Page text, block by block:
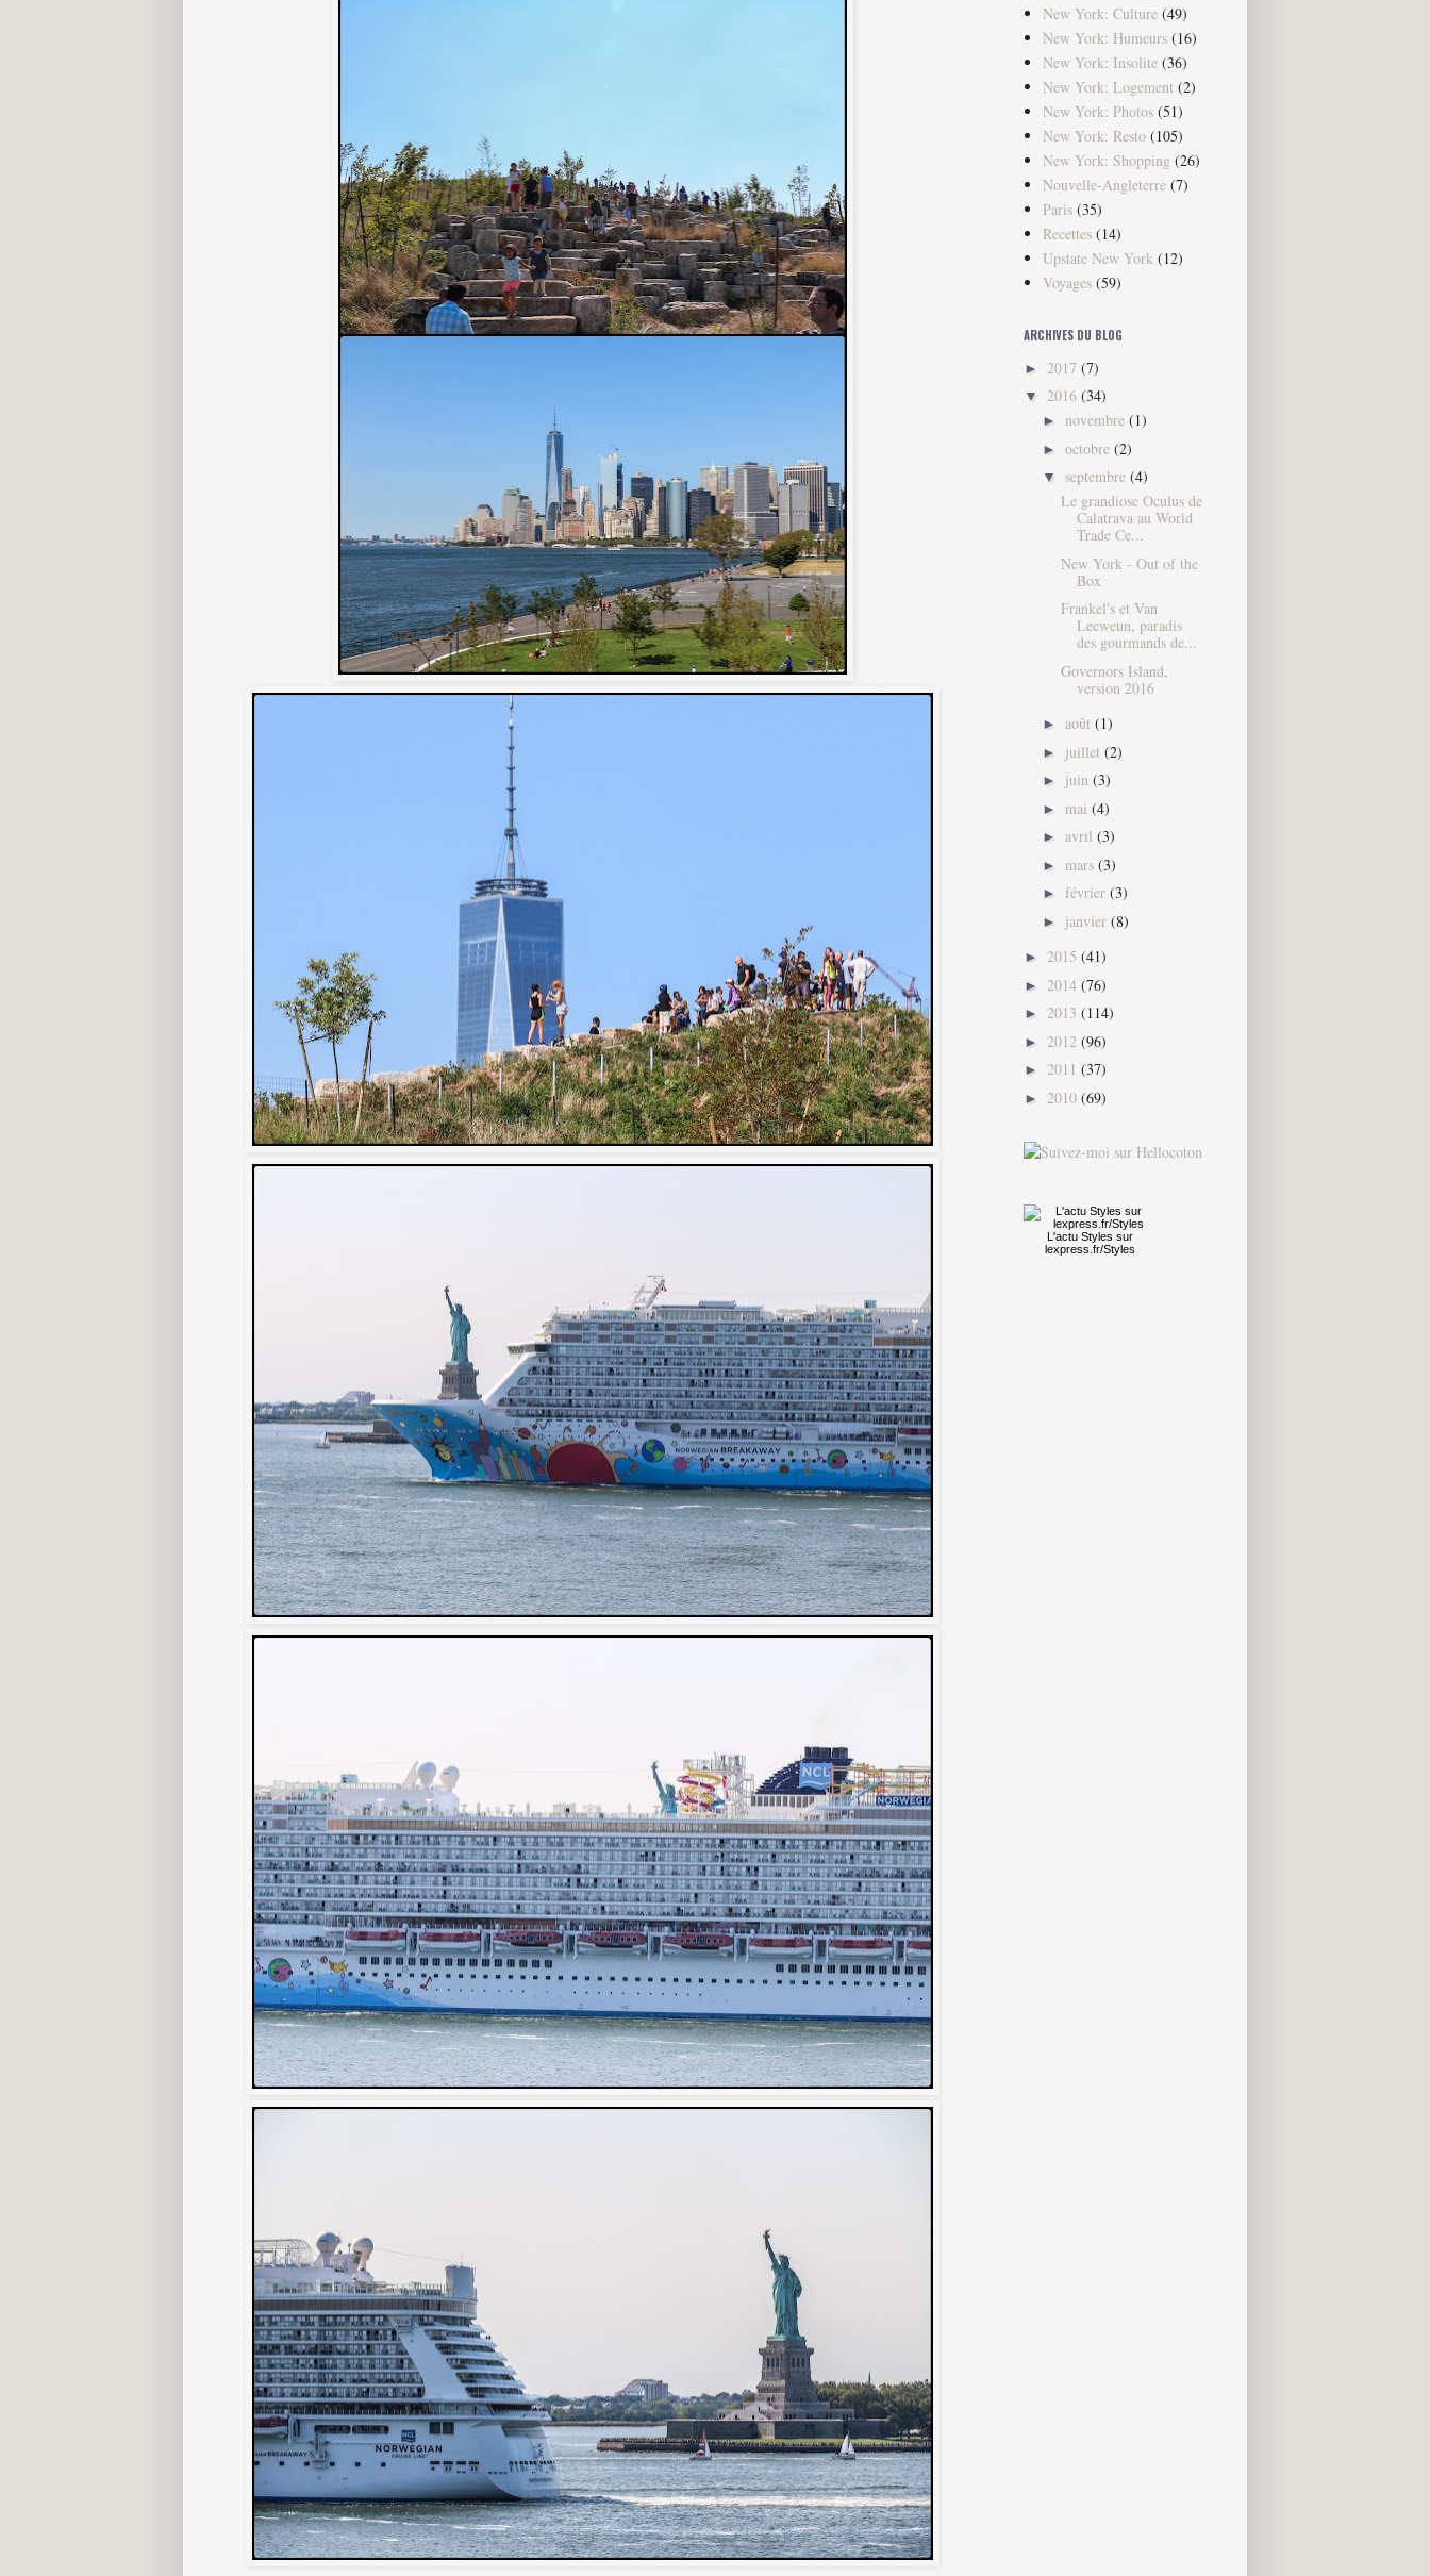
New York: Culture (49)
New York: Humeurs (16)
New York: Insolite (36)
New York: Logement (2)
New York: Photos (51)
New York: Resto (105)
New York: Shopping (26)
Nouvelle-Angleterre (7)
Paris (35)
Recettes (14)
Upstate New York (12)
Voyages (59)
ARCHIVES DU BLOG
► 2017 (7)
▼ 2016 (34)
► novembre (1)
► octobre (2)
▼ septembre (4)
Le grandiose Oculus de
Calatrava au World
Trade Ce...
New York - Out of the
Box
Frankel's et Van
Leeweun, paradis
des gourmands de...
Governors Island,
version 2016
► août (1)
► juillet (2)
► juin (3)
► mai (4)
► avril (3)
► mars (3)
► février (3)
► janvier (8)
► 2015 (41)
► 2014 (76)
► 2013 (114)
► 2012 (96)
► 2011 (37)
► 2010 (69)
L'actu Styles sur
lexpress.fr/Styles